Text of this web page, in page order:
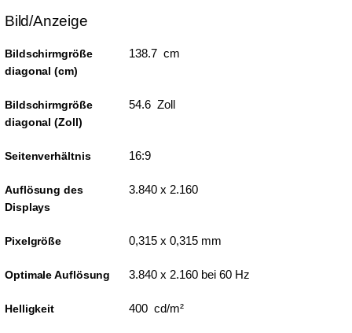
Bild/Anzeige
Bildschirmgröße
diagonal (cm)
138.7 cm
Bildschirmgröße
diagonal (Zoll)
54.6 Zoll
Seitenverhältnis 16:9
Auflösung des
Displays
3.840 x 2.160
Pixelgröße 0,315 x 0,315 mm
Optimale Auflösung 3.840 x 2.160 bei 60 Hz
Helligkeit 400 cd/m²